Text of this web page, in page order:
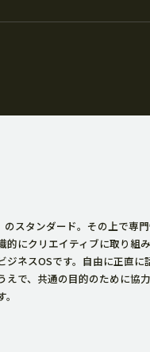
のスタンダード。その上で専
にクリエイティブに取り組
ネスOSです。自由に正直
で、共通の目的のために協